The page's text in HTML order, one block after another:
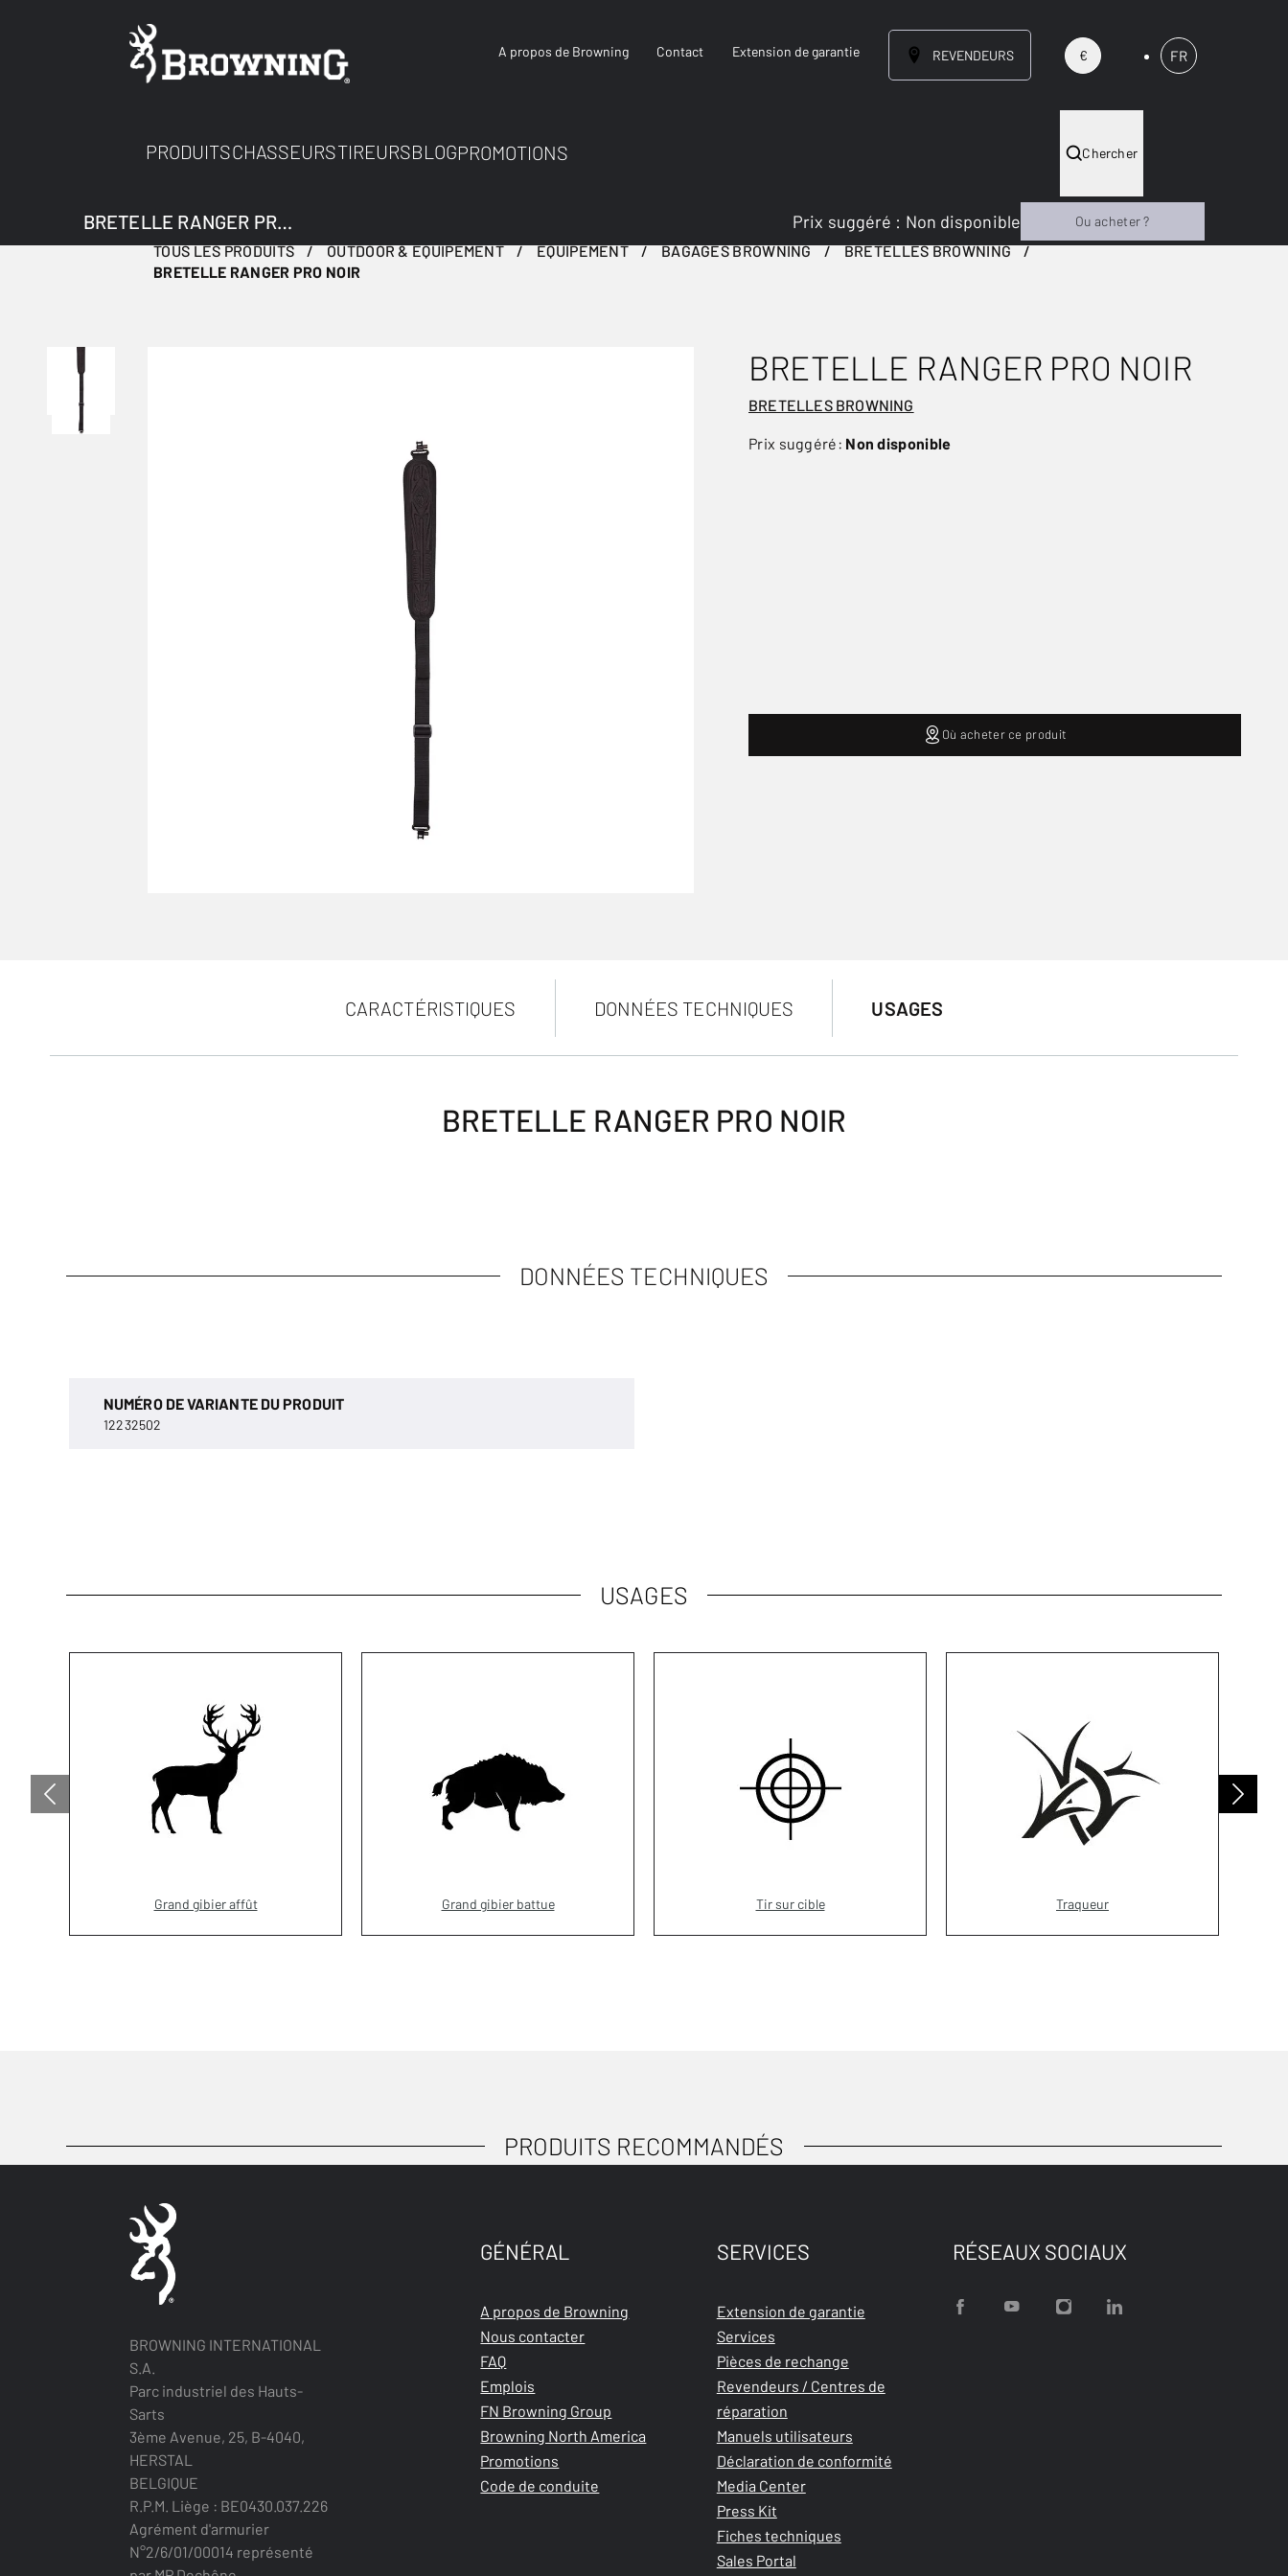
A propos de Browning Contact Extension de garantie REVENDEURS € FR
PRODUITSCHASSEURSTIREURSBLOGPROMOTIONS Chercher
TOUS LES PRODUITS OUTDOOR & EQUIPEMENT ÉQUIPEMENT BAGAGES BROWNING
BRETELLES BROWNING
BRETELLE RANGER PRO NOIR
BRETELLE RANGER PRO NOIR
BRETELLES BROWNING
Prix suggéré: Non disponible
BRETELLE RANGER PRO NOIR Prix suggéré : Non disponible Ou acheter ?
Où acheter ce produit
CARACTÉRISTIQUES DONNÉES TECHNIQUES USAGES
BRETELLE RANGER PRO NOIR
DONNÉES TECHNIQUES
NUMÉRO DE VARIANTE DU PRODUIT
12232502
USAGES
Grand gibier affût Grand gibier battue Tir sur cible Traqueur
PRODUITS RECOMMANDÉS
BROWNING INTERNATIONAL
S.A.
Parc industriel des Hauts-
Sarts
3ème Avenue, 25, B-4040,
HERSTAL
BELGIQUE
R.P.M. Liège : BE0430.037.226
Agrément d'armurier
N°2/6/01/00014 représenté
GÉNÉRAL
A propos de Browning
Nous contacter
FAQ
Emplois
FN Browning Group
Browning North America
Promotions
Code de conduite
SERVICES
Extension de garantie
Services
Pièces de rechange
Revendeurs / Centres de
réparation
Manuels utilisateurs
Déclaration de conformité
Media Center
Press Kit
Fiches techniques
Sales Portal
RÉSEAUX SOCIAUX